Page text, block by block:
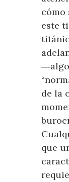
cómo
este
―algo
de la
que